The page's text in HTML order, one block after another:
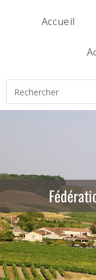
Accueil